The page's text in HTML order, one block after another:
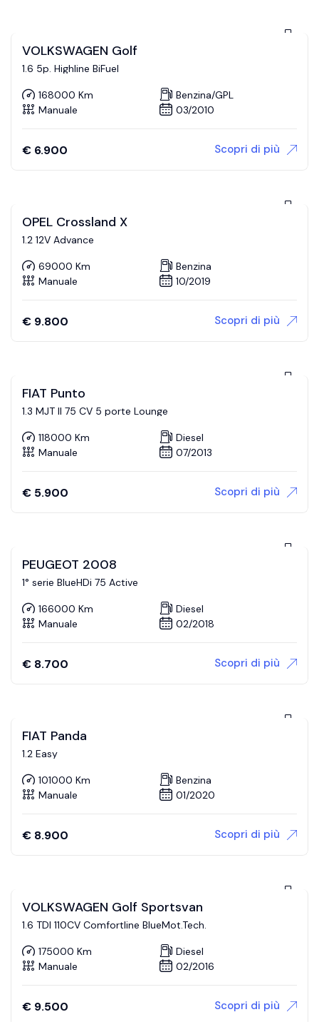
VOLKSWAGEN Golf
1.6 5p. Highline BiFuel
168000 Km
Benzina/GPL
Manuale
03/2010
€ 6.900 Scopri di più
OPEL Crossland X
1.2 12V Advance
69000 Km
Benzina
Manuale
10/2019
€ 9.800 Scopri di più
FIAT Punto
1.3 MJT II 75 CV 5 porte Lounge
118000 Km
Diesel
Manuale
07/2013
€ 5.900 Scopri di più
PEUGEOT 2008
1° serie BlueHDi 75 Active
166000 Km
Diesel
Manuale
02/2018
€ 8.700 Scopri di più
FIAT Panda
1.2 Easy
101000 Km
Benzina
Manuale
01/2020
€ 8.900 Scopri di più
VOLKSWAGEN Golf Sportsvan
1.6 TDI 110CV Comfortline BlueMot.Tech.
175000 Km
Diesel
Manuale
02/2016
€ 9.500 Scopri di più